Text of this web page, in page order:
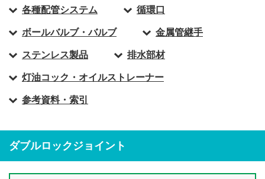
各種配管システム 循環口
ボールバルブ・バルブ 金属管継手
ステンレス製品 排水部材
灯油コック・オイルストレーナー
参考資料・索引
ダブルロックジョイント